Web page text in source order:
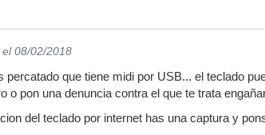
el 08/02/2018
percatado que tiene midi por USB... el teclado
o pon una denuncia contra el que te trata
del teclado por internet has una captura y